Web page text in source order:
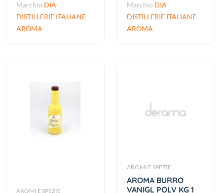
Marchio DIA
DISTILLERIE ITALIANE
AROMA
Marchio DIA
DISTILLERIE ITALIANE
AROMA
AROMI E SPEZIE
AROMI E SPEZIE
AROMA BURRO
VANIGL POLV KG 1